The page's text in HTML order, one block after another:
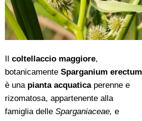
coltellaccio maggiore,
botanicamente Sparganium erectum
è una pianta acquaticaperenne e
rizomatosa, appartenente alla
famiglia delle Sparganiaceae, e